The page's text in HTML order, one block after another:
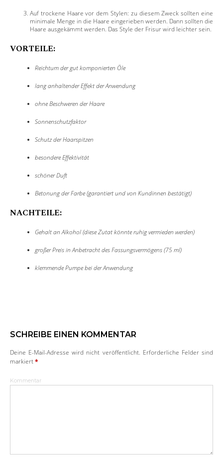
Auf trockene Haare vor dem Stylen: zu diesem Zweck sollten eine
minimale Menge in die Haare eingerieben werden. Dann sollten die
Haare ausgekämmt werden. Das Style der Frisur wird leichter sein.
VORTEILE:
Reichtum der gut komponierten Öle
lang anhaltender Effekt der Anwendung
ohne Beschweren der Haare
Sonnenschutzfaktor
Schutz der Haarspitzen
besondere Effektivität
schöner Duft
Betonung der Farbe (garantiert und von Kundinnen bestätigt)
NACHTEILE:
Gehalt an Alkohol (diese Zutat könnte ruhig vermieden werden)
großer Preis in Anbetracht des Fassungsvermögens (75 ml)
klemmende Pumpe bei der Anwendung
SCHREIBE EINEN KOMMENTAR
Deine E-Mail-Adresse wird nicht veröffentlicht. Erforderliche Felder sind
markiert*
Kommentar